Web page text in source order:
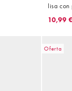
lisa con
Topshop
10,99 €
Oferta